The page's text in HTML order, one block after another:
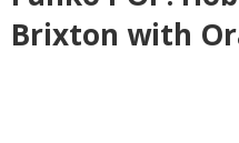
Brixton with